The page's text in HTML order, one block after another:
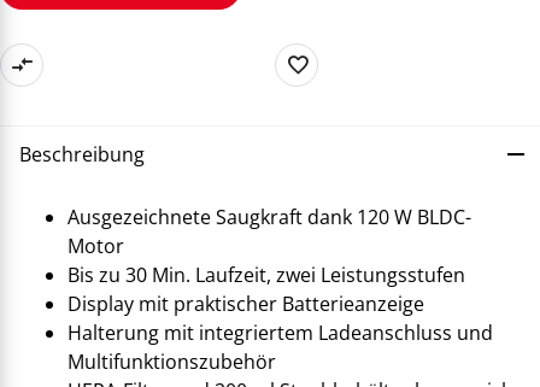
Beschreibung
Ausgezeichnete Saugkraft dank 120 W BLDC-
Motor
Bis zu 30 Min. Laufzeit, zwei Leistungsstufen
Display mit praktischer Batterieanzeige
Halterung mit integriertem Ladeanschluss und
Multifunktionszubehör